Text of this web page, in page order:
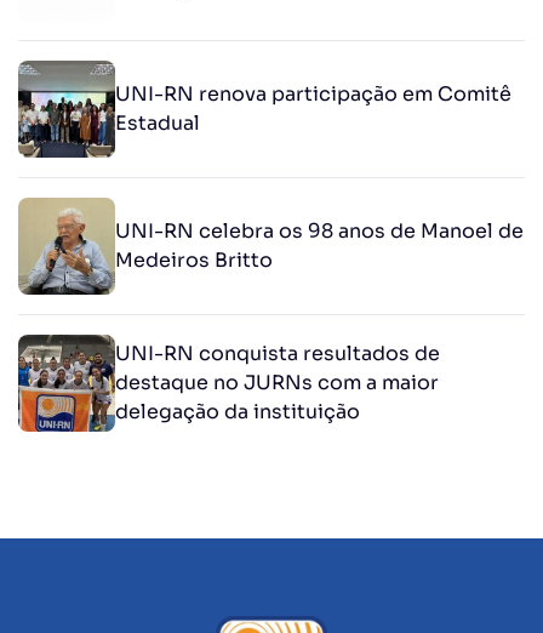
UNI-RN renova participação em Comitê
Estadual
UNI-RN celebra os 98 anos de Manoel de
Medeiros Britto
UNI-RN conquista resultados de
destaque no JURNs com a maior
delegação da instituição